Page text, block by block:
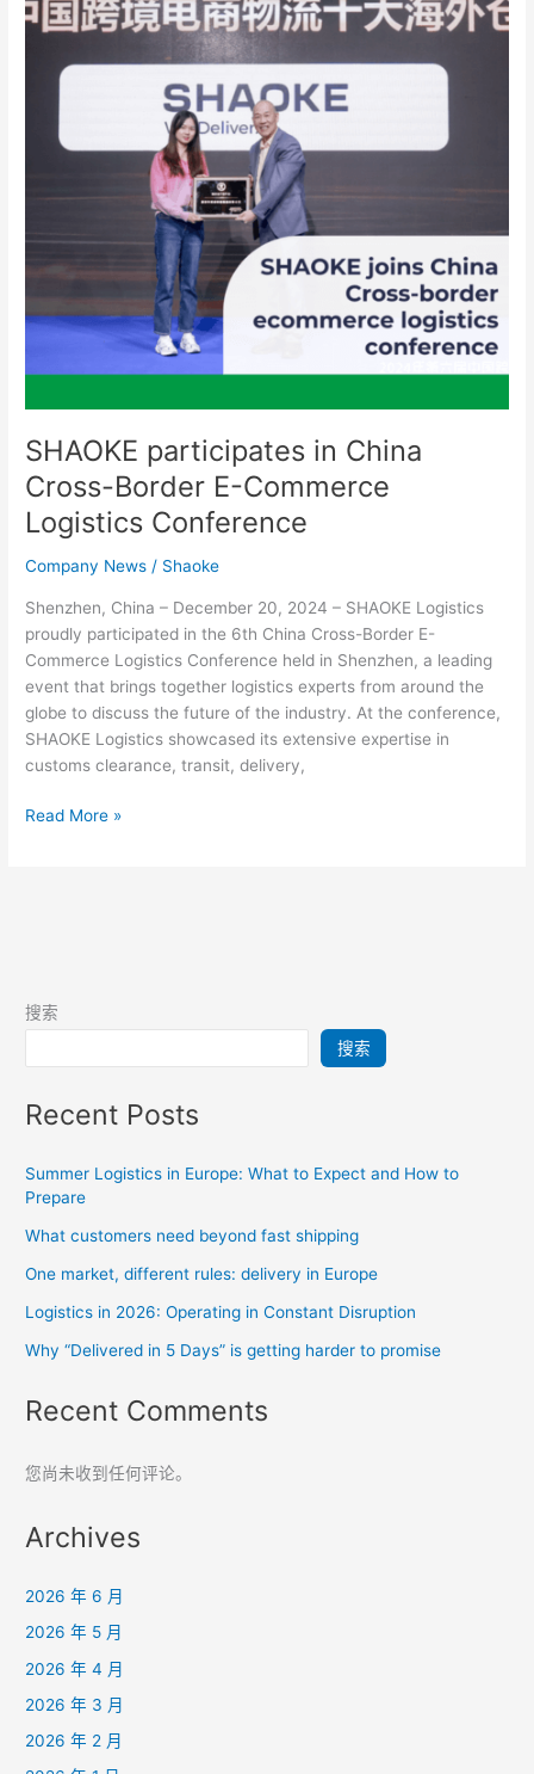
SHAOKE participates in China
Cross-Border E-Commerce
Logistics Conference
Company News / Shaoke
Shenzhen, China – December 20, 2024 – SHAOKE Logistics
proudly participated in the 6th China Cross-Border E-
Commerce Logistics Conference held in Shenzhen, a leading
event that brings together logistics experts from around the
globe to discuss the future of the industry. At the conference,
SHAOKE Logistics showcased its extensive expertise in
customs clearance, transit, delivery,
China
Border
Logistics
Read More »
搜索
搜索
Recent Posts
Summer Logistics in Europe: What to Expect and How to
Prepare
What customers need beyond fast shipping
One market, different rules: delivery in Europe
Logistics in 2026: Operating in Constant Disruption
Why “Delivered in 5 Days” is getting harder to promise
Recent Comments
您尚未收到任何评论。
Archives
2026 年 6 月
2026 年 5 月
2026 年 4 月
2026 年 3 月
2026 年 2 月